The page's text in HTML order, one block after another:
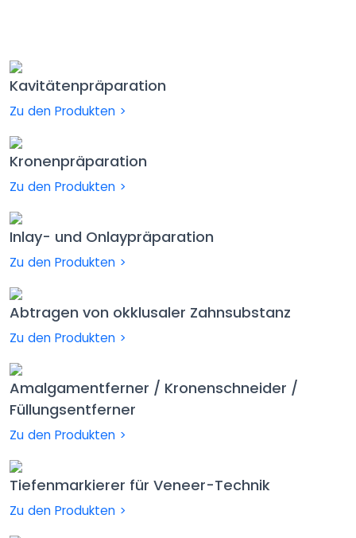
Kavitätenpräparation
Zu den Produkten >
Kronenpräparation
Zu den Produkten >
Inlay- und Onlaypräparation
Zu den Produkten >
Abtragen von okklusaler Zahnsubstanz
Zu den Produkten >
Amalgamentferner / Kronenschneider /
Füllungsentferner
Zu den Produkten >
Tiefenmarkierer für Veneer-Technik
Zu den Produkten >